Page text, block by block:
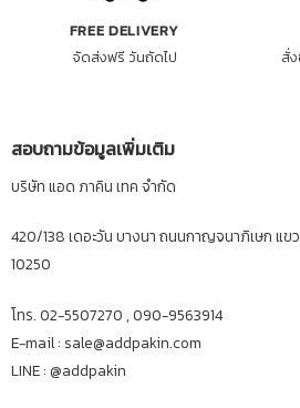
FREE DELIVERY
จัดส่งฟรี วันถัดไป
สั่
สอบถามข้อมูลเพิ่มเติม
บริษัท แอด ภาคิน เทค จำกัด
420/138 เดอะวัน บางนา ถนนกาญจนาภิเษก แข
10250
โทร. 02-5507270 , 090-9563914
E-mail : sale@addpakin.com
LINE : @addpakin